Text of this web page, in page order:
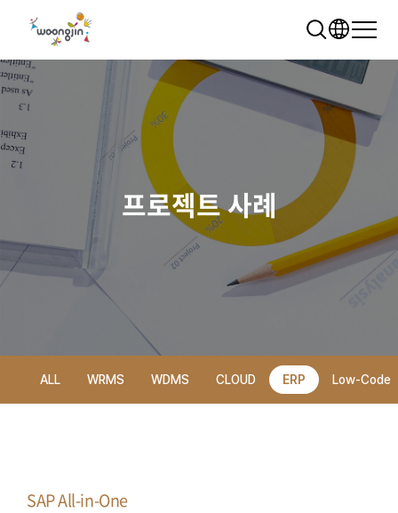
추천 검색어
WDMS
모빌리티 클라우드
프로젝트 사례
ALL WRMS WDMS CLOUD ERP Low-Code
SAP All-in-One